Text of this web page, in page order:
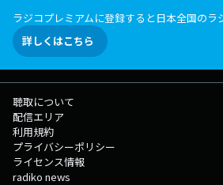
ラジコプレミアムに登録すると日本全国のラ
詳しくはこちら
聴取について
配信エリア
利用規約
プライバシーポリシー
ライセンス情報
radiko news